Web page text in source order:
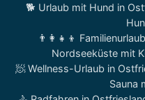
🐕 Urlaub mit Hund in
👨‍👩‍👧‍👦
Nordseeküste mit
🧖 Wellness-Urlaub in
Sauna